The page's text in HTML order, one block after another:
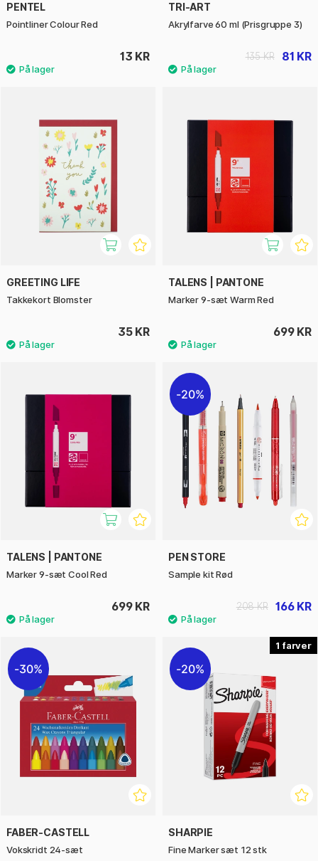
PENTEL
Pointliner Colour Red
13 KR
TRI-ART
Akrylfarve 60 ml (Prisgruppe 3)
81 KR
135 KR
GREETING LIFE
Takkekort Blomster
35 KR
TALENS | PANTONE
Marker 9-sæt Warm Red
699 KR
TALENS | PANTONE
Marker 9-sæt Cool Red
699 KR
20%
PEN STORE
Sample kit Rød
166 KR
208 KR
30%
FABER-CASTELL
Vokskridt 24-sæt
1
20%
SHARPIE
Fine Marker sæt 12 stk